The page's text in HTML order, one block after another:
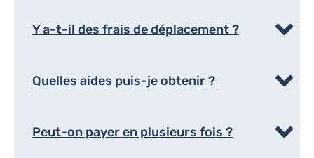
Y a-t-il des frais de déplacement ?
Quelles aides puis-je obtenir ?
Peut-on payer en plusieurs fois ?